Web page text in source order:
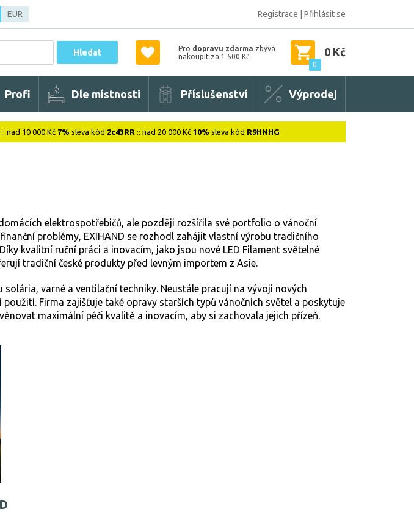
EUR Registrace Přihlásit se
Hledat Pro dopravu zdarma zbývá
nakoupit za 1 500 Kč
0
0 Kč
Profi Dle místnosti Příslušenství Výprodej
nad 10 000 Kč 7% sleva kód 2c43RR :: nad 20 000 Kč 10% sleva kód R9HNHG
elektrospotřebičů, ale později rozšířila své portfolio o vánoční
problémy, EXIHAND se rozhodl zahájit vlastní výrobu tradičního
kvalitní ruční práci a inovacím, jako jsou nové LED Filament světelné
tradiční české produkty před levným importem z Asie.
varné a ventilační techniky. Neustále pracují na vývoji nových
Firma zajišťuje také opravy starších typů vánočních světel a poskytuje
maximální péči kvalitě a inovacím, aby si zachovala jejich přízeň.